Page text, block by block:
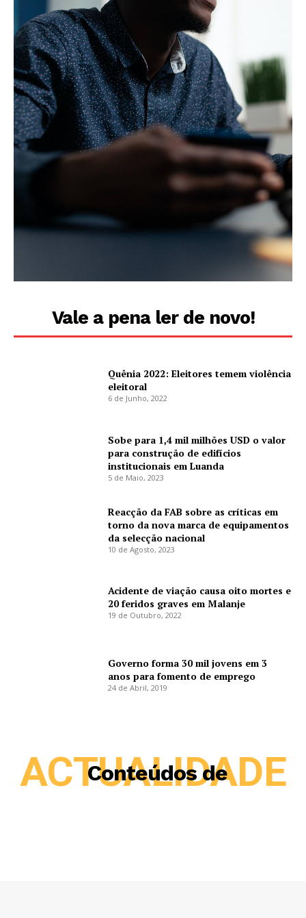
Vale a pena ler de novo!
Quênia 2022: Eleitores temem violência
eleitoral
6 de Junho, 2022
Sobe para 1,4 mil milhões USD o valor
para construção de edifícios
institucionais em Luanda
5 de Maio, 2023
Reacção da FAB sobre as críticas em
torno da nova marca de equipamentos
da selecção nacional
10 de Agosto, 2023
Acidente de viação causa oito mortes e
20 feridos graves em Malanje
19 de Outubro, 2022
Governo forma 30 mil jovens em 3
anos para fomento de emprego
24 de Abril, 2019
Conteúdos de
ACTUALIDADE